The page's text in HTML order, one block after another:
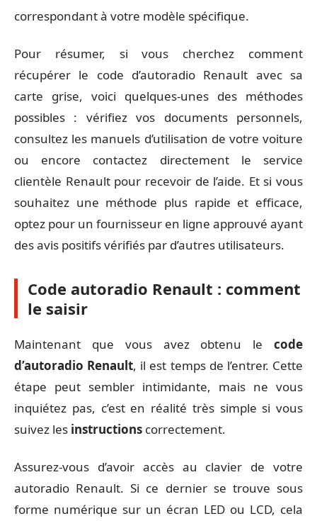
correspondant à votre modèle spécifique.
Pour résumer, si vous cherchez comment
récupérer le code d’autoradio Renault avec sa
carte grise, voici quelques-unes des méthodes
possibles : vérifiez vos documents personnels,
consultez les manuels d’utilisation de votre voiture
ou encore contactez directement le service
clientèle Renault pour recevoir de l’aide. Et si vous
souhaitez une méthode plus rapide et efficace,
optez pour un fournisseur en ligne approuvé ayant
des avis positifs vérifiés par d’autres utilisateurs.
Code autoradio Renault : comment
le saisir
Maintenant que vous avez obtenu le code
d’autoradio Renault, il est temps de l’entrer. Cette
étape peut sembler intimidante, mais ne vous
inquiétez pas, c’est en réalité très simple si vous
suivez les instructions correctement.
Assurez-vous d’avoir accès au clavier de votre
autoradio Renault. Si ce dernier se trouve sous
forme numérique sur un écran LED ou LCD, cela